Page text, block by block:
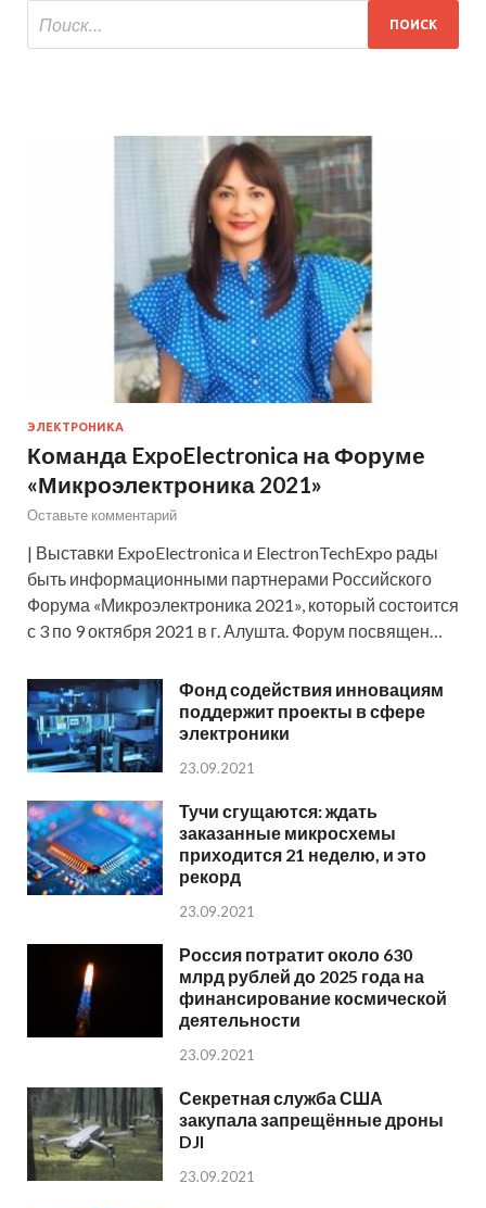
ЭЛЕКТРОНИКА
Команда ExpoElectronica на Форуме
«Микроэлектроника 2021»
Оставьте комментарий
| Выставки ExpoElectronica и ElectronTechExpo рады
быть информационными партнерами Российского
Форума «Микроэлектроника 2021», который состоится
с 3 по 9 октября 2021 в г. Алушта. Форум посвящен…
Фонд содействия инновациям
поддержит проекты в сфере
электроники
23.09.2021
Тучи сгущаются: ждать
заказанные микросхемы
приходится 21 неделю, и это
рекорд
23.09.2021
Россия потратит около 630
млрд рублей до 2025 года на
финансирование космической
деятельности
23.09.2021
Секретная служба США
закупала запрещённые дроны
DJI
23.09.2021